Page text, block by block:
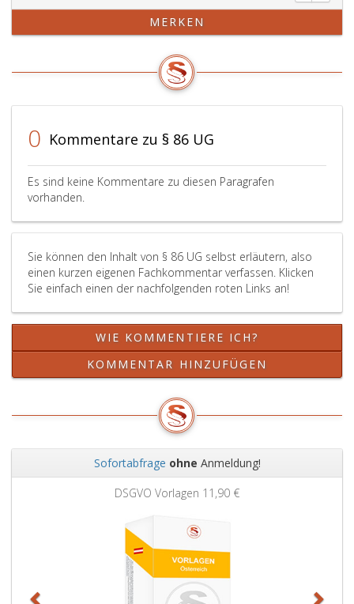
MERKEN
0 Kommentare zu § 86 UG
Es sind keine Kommentare zu diesen Paragrafen
vorhanden.
Sie können den Inhalt von § 86 UG selbst erläutern, also
einen kurzen eigenen Fachkommentar verfassen. Klicken
Sie einfach einen der nachfolgenden roten Links an!
WIE KOMMENTIERE ICH?
KOMMENTAR HINZUFÜGEN
Sofortabfrage ohne Anmeldung!
DSGVO Vorlagen 11,90 €